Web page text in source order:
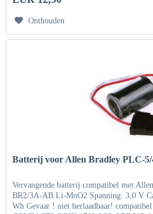
Onthouden
Batterij voor Allen Bradley PLC-5/
Vervangende batterij compatibel met
BR2/3A-AB Li-MnO2 Spanning: 3,0 V
Wh Gevaar ! niet herlaadbaar!